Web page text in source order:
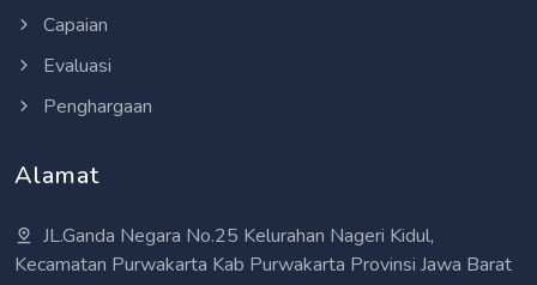
Capaian
Evaluasi
Penghargaan
Alamat
JL.Ganda Negara No.25 Kelurahan Nageri Kidul,
Kecamatan Purwakarta Kab Purwakarta Provinsi Jawa Barat